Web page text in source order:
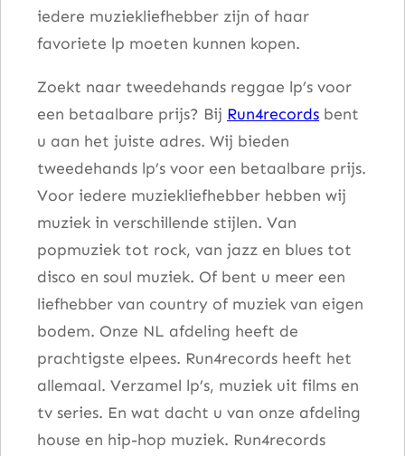
iedere muziekliefhebber zijn of haar
favoriete lp moeten kunnen kopen.
Zoekt naar tweedehands reggae lp’s voor
een betaalbare prijs? Bij Run4records bent
u aan het juiste adres. Wij bieden
tweedehands lp’s voor een betaalbare prijs.
Voor iedere muziekliefhebber hebben wij
muziek in verschillende stijlen. Van
popmuziek tot rock, van jazz en blues tot
disco en soul muziek. Of bent u meer een
liefhebber van country of muziek van eigen
bodem. Onze NL afdeling heeft de
prachtigste elpees. Run4records heeft het
allemaal. Verzamel lp’s, muziek uit films en
tv series. En wat dacht u van onze afdeling
house en hip-hop muziek. Run4records